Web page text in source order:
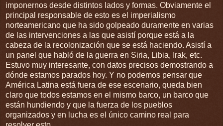
imponernos desde distintos lados y formas. Obviamente el
principal responsable de esto es el imperialismo
norteamericano que ha sido golpeado duramente en varias
de las intervenciones a las que asistí porque está a la
cabeza de la recolonización que se está haciendo. Asistí a
un panel que habló de la guerra en Siria, Libia, Irak, etc.
Estuvo muy interesante, con datos precisos demostrando a
dónde estamos parados hoy. Y no podemos pensar que
América Latina está fuera de ese escenario, queda bien
claro que todos estamos en el mismo barco, un barco que
están hundiendo y que la fuerza de los pueblos
organizados y en lucha es el único camino real para